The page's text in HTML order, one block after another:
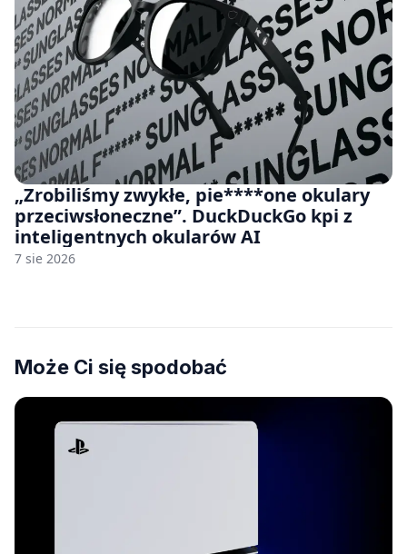
„Zrobiliśmy zwykłe, pie****one okulary
przeciwsłoneczne”. DuckDuckGo kpi z
inteligentnych okularów AI
7 sie 2026
Może Ci się spodobać